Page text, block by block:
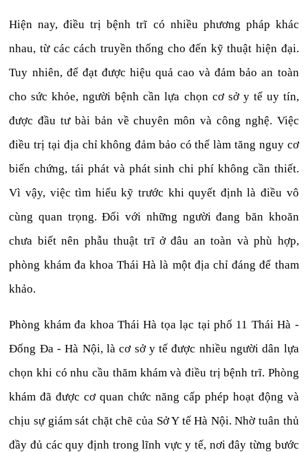
Hiện nay, điều trị bệnh trĩ có nhiều phương pháp khác
nhau, từ các cách truyền thống cho đến kỹ thuật hiện đại.
Tuy nhiên, để đạt được hiệu quả cao và đảm bảo an toàn
cho sức khỏe, người bệnh cần lựa chọn cơ sở y tế uy tín,
được đầu tư bài bản về chuyên môn và công nghệ. Việc
điều trị tại địa chỉ không đảm bảo có thể làm tăng nguy cơ
biến chứng, tái phát và phát sinh chi phí không cần thiết.
Vì vậy, việc tìm hiểu kỹ trước khi quyết định là điều vô
cùng quan trọng. Đối với những người đang băn khoăn
chưa biết nên phẫu thuật trĩ ở đâu an toàn và phù hợp,
phòng khám đa khoa Thái Hà là một địa chỉ đáng để tham
khảo.
Phòng khám đa khoa Thái Hà tọa lạc tại phố 11 Thái Hà -
Đống Đa - Hà Nội, là cơ sở y tế được nhiều người dân lựa
chọn khi có nhu cầu thăm khám và điều trị bệnh trĩ. Phòng
khám đã được cơ quan chức năng cấp phép hoạt động và
chịu sự giám sát chặt chẽ của Sở Y tế Hà Nội. Nhờ tuân thủ
đầy đủ các quy định trong lĩnh vực y tế, nơi đây từng bước